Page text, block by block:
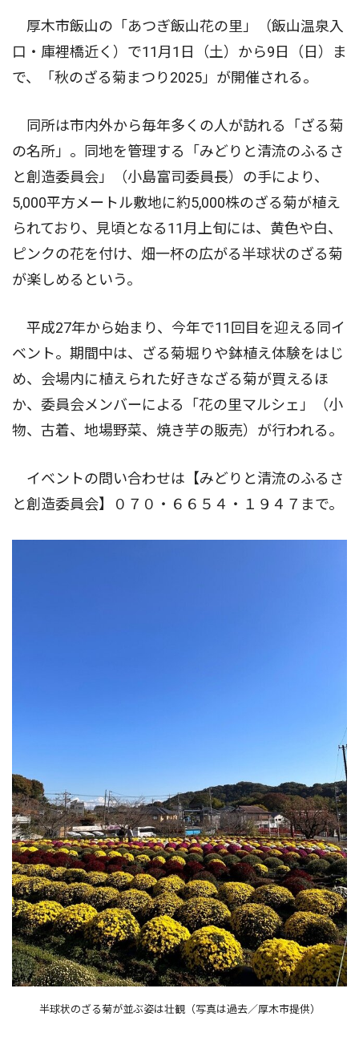
厚木市飯山の「あつぎ飯山花の里」（飯山温泉入
口・庫裡橋近く）で11月1日（土）から9日（日）ま
で、「秋のざる菊まつり2025」が開催される。
同所は市内外から毎年多くの人が訪れる「ざる菊
の名所」。同地を管理する「みどりと清流のふるさ
と創造委員会」（小島富司委員長）の手により、
5,000平方メートル敷地に約5,000株のざる菊が植え
られており、見頃となる11月上旬には、黄色や白、
ピンクの花を付け、畑一杯の広がる半球状のざる菊
が楽しめるという。
平成27年から始まり、今年で11回目を迎える同イ
ベント。期間中は、ざる菊堀りや鉢植え体験をはじ
め、会場内に植えられた好きなざる菊が買えるほ
か、委員会メンバーによる「花の里マルシェ」（小
物、古着、地場野菜、焼き芋の販売）が行われる。
イベントの問い合わせは【みどりと清流のふるさ
と創造委員会】０７０・６６５４・１９４７まで。
半球状のざる菊が並ぶ姿は壮観（写真は過去／厚木市提供）